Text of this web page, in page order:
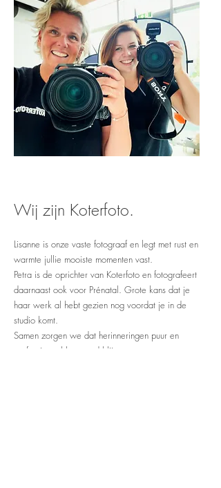
Wij zijn Koterfoto.
Lisanne is onze vaste fotograaf en legt met rust en
warmte jullie mooiste momenten vast.
Petra is de oprichter van Koterfoto en fotografeert
daarnaast ook voor Prénatal. Grote kans dat je
haar werk al hebt gezien nog voordat je in de
studio komt.
Samen zorgen we dat herinneringen puur en
professioneel bewaard blijven.